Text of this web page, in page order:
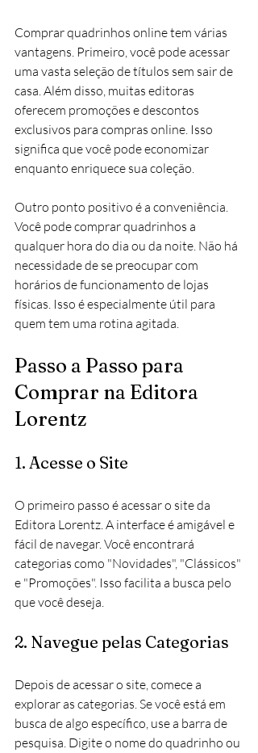
Comprar quadrinhos online tem várias
vantagens. Primeiro, você pode acessar
uma vasta seleção de títulos sem sair de
casa. Além disso, muitas editoras
oferecem promoções e descontos
exclusivos para compras online. Isso
significa que você pode economizar
enquanto enriquece sua coleção.
Outro ponto positivo é a conveniência.
Você pode comprar quadrinhos a
qualquer hora do dia ou da noite. Não há
necessidade de se preocupar com
horários de funcionamento de lojas
físicas. Isso é especialmente útil para
quem tem uma rotina agitada.
Passo a Passo para
Comprar na Editora
Lorentz
1. Acesse o Site
O primeiro passo é acessar o site da
Editora Lorentz. A interface é amigável e
fácil de navegar. Você encontrará
categorias como "Novidades", "Clássicos"
e "Promoções". Isso facilita a busca pelo
que você deseja.
2. Navegue pelas Categorias
Depois de acessar o site, comece a
explorar as categorias. Se você está em
busca de algo específico, use a barra de
pesquisa. Digite o nome do quadrinho ou